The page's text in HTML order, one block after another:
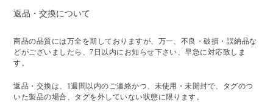
返品・交換について
商品の品質には万全を期しておりますが、万一、不良・破損・誤納品な
どがございましたら、7日以内にお知らせ下さい、早急に対応致しま
す。
返品・交換は、1週間以内のご連絡かつ、未使用・未開封で、タグのつ
いた製品の場合、タグを外していない状態に限ります。